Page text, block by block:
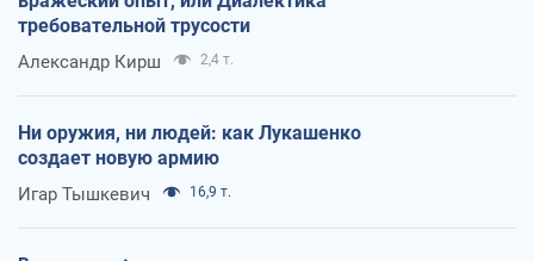
требовательной трусости
Александр Кирш 2,4 т.
Ни оружия, ни людей: как Лукашенко
создает новую армию
Игар Тышкевич 16,9 т.